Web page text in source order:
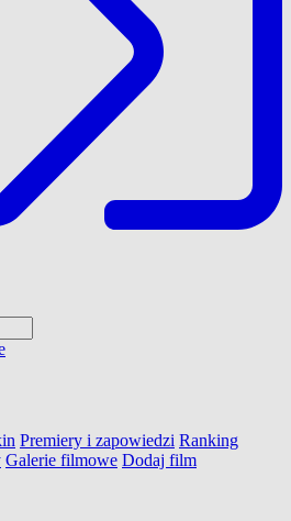
Premiery i zapowiedzi Ranking
Galerie filmowe Dodaj film